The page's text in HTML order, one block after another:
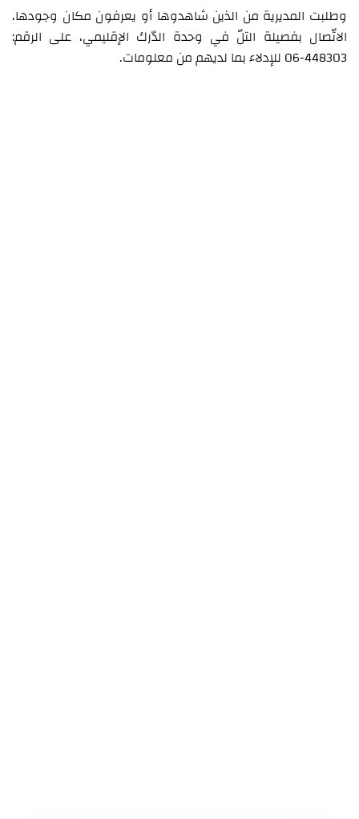
وطلبت المديرية من الذين شاهدوها أو يعرفون مكان وجودها،
الاتّصال بفصيلة التلّ في وحدة الدّرك الإقليمي، على الرقم:
448303-06 للإدلاء بما لديهم من معلومات.